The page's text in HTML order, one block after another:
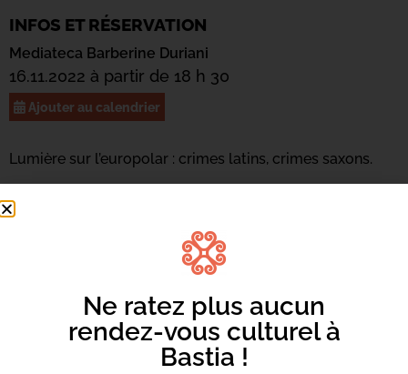
INFOS ET RÉSERVATION
Mediateca Barberine Duriani
16.11.2022 à partir de 18 h 30
Ajouter au calendrier
Lumière sur l’europolar : crimes latins, crimes saxons.
Ne ratez plus aucun
rendez-vous culturel à
Bastia !